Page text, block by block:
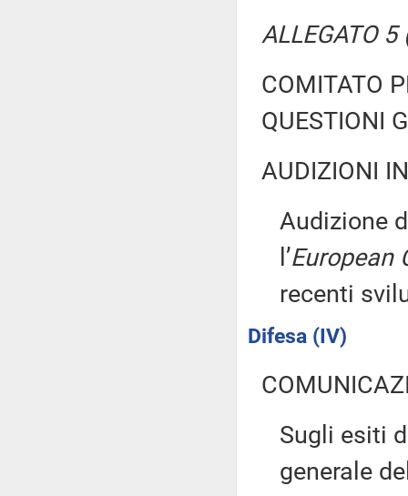
ALLEGATO
COMITATO
QUESTIONI
AUDIZIONI
Audizione
l’European
recenti
Difesa (IV)
Sugli esiti
generale